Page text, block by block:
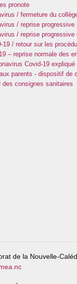
pronote
/ fermeture du
/ reprise progressive
/ reprise progressive
19 / retour sur les
– reprise normale des
Covid-19
aux parents - dispositif de
des consignes sanitaires
de la Nouvelle-